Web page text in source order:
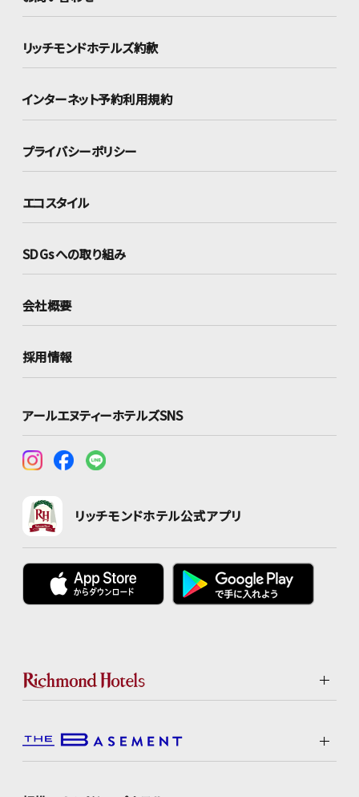
リッチモンドホテルズ約款
インターネット予約利用規約
プライバシーポリシー
エコスタイル
SDGsへの取り組み
会社概要
採用情報
アールエヌティーホテルズSNS
リッチモンドホテル公式アプリ